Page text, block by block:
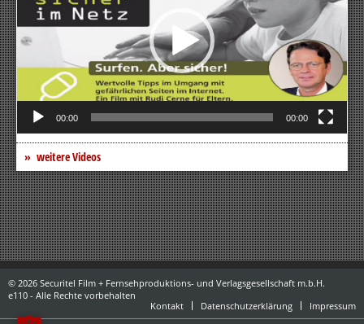
00:00 00:00
weitere Videos
© 2026 Securitel Film + Fernsehproduktions- und Verlagsgesellschaft m.b.H.
e110 - Alle Rechte vorbehalten
Kontakt
Datenschutzerklärung Impressum